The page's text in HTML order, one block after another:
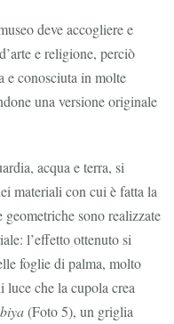
deve accogliere e
e religione, perciò
e conosciuta in molte
una versione originale
acqua e terra, si
materiali con cui è fatta la
sono realizzate
l’effetto ottenuto si
foglie di palma, molto
che la cupola crea
(Foto 5), un griglia